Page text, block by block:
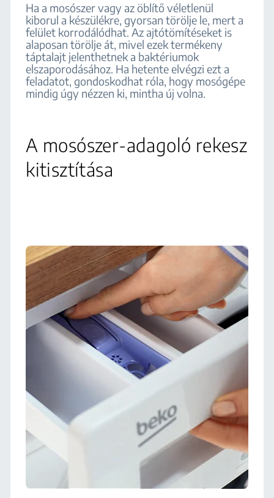
Ha a mosószer vagy az öblítő véletlenül
kiborul a készülékre, gyorsan törölje le, mert a
felület korrodálódhat. Az ajtótömítéseket is
alaposan törölje át, mivel ezek termékeny
táptalajt jelenthetnek a baktériumok
elszaporodásához. Ha hetente elvégzi ezt a
feladatot, gondoskodhat róla, hogy mosógépe
mindig úgy nézzen ki, mintha új volna.
A mosószer-adagoló rekesz
kitisztítása